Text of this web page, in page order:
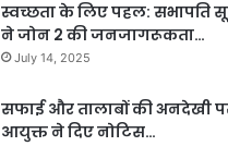
स्वच्छता के लिए पहल: सभापति
ने जोन 2 की जनजागरूकता…
July 14, 2025
सफाई और तालाबों की अनदेखी
आयुक्त ने दिए नोटिस…